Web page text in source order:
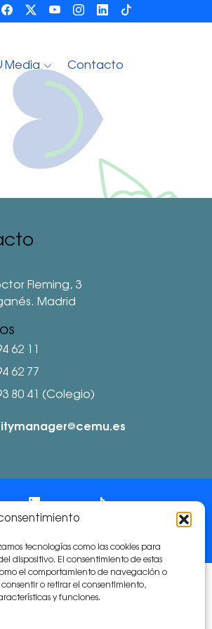
tecnologías como las cookies para
dispositivo. El consentimiento de estas
el comportamiento de navegación o
o retirar el consentimiento,
y funciones.
Media Contacto
Fleming, 3
Madrid
62 11
62 77
80 41 (Colegio)